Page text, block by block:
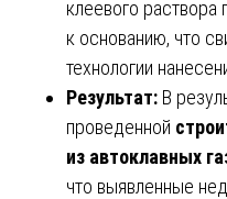
клеевого
к основанию, что
технологии
Результат: В
проведенной
из автоклавных
что выявленные